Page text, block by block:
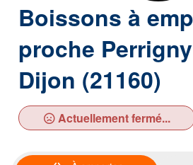
Boissons à
proche
Dijon (21160)
Actuellement fermé...